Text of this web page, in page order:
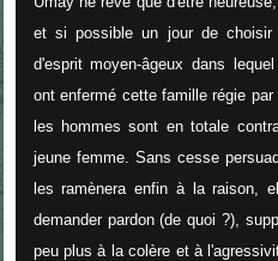
et si possible un jour de choisir
d'esprit moyen-âgeux dans
ont enfermé cette famille régie
les hommes sont en totale
jeune femme. Sans cesse
les ramènera enfin à la raison,
demander pardon (de quoi ?),
peu plus à la colère et à